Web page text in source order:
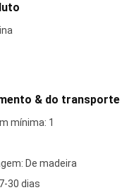
& do transporte
mínima: 1
De madeira
30 dias